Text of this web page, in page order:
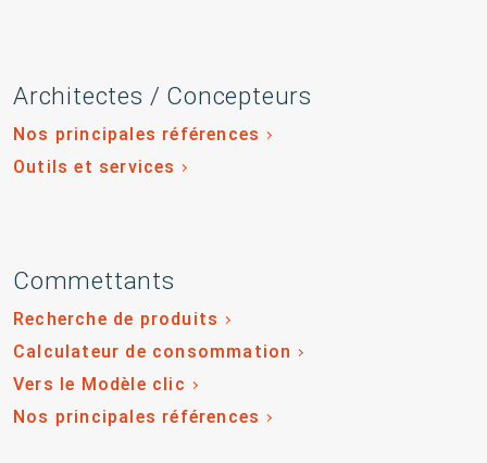
Architectes / Concepteurs
Nos principales références
Outils et services
Commettants
Recherche de produits
Calculateur de consommation
Vers le Modèle clic
Nos principales références